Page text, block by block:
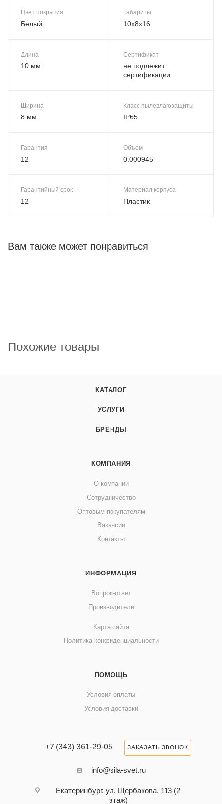
Цвет покрытия
Белый
Габариты
10х8х16
Длина
10 мм
Сертификат
не подлежит
сертификации
Ширина
8 мм
Класс пылевлагозащиты
IP65
Гарантия
12
Объем
0.000945
Гарантийный срок
12
Материал корпуса
Пластик
Вам также может понравиться
Похожие товары
КАТАЛОГ
УСЛУГИ
БРЕНДЫ
КОМПАНИЯ
О компании
Сотрудничество
Оптовым покупателям
Вакансии
Контакты
ИНФОРМАЦИЯ
Вопрос-ответ
Производители
Карта сайта
Политика конфиденциальности
ПОМОЩЬ
Условия оплаты
Условия доставки
+7 (343) 361-29-05 ЗАКАЗАТЬ ЗВОНОК
info@sila-svet.ru
Екатеринбург, ул. Щербакова, 113 (2
этаж)